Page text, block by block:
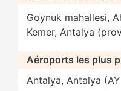
Goynuk mahallesi,
Kemer, Antalya
Aéroports les plus
Antalya, Antalya